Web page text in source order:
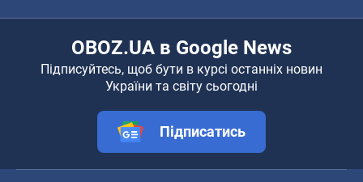
OBOZ.UA в Google News
Підписуйтесь, щоб бути в курсі останніх новин
України та світу сьогодні
Підписатись